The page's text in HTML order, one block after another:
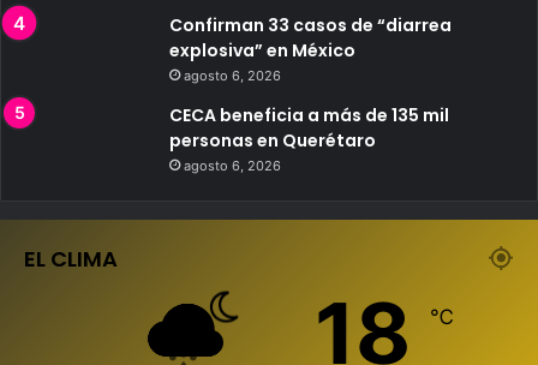
Confirman 33 casos de “diarrea
explosiva” en México
agosto 6, 2026
CECA beneficia a más de 135 mil
personas en Querétaro
agosto 6, 2026
EL CLIMA
18 ℃